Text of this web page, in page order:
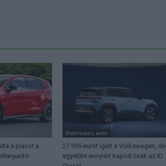
a piacot a
Elektromos autó
27 995 eurót ígért a Volkswagen, de
egyelőre ennyiért kapod csak az ID.